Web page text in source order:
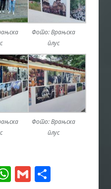
Фото: Врањска
плус
Фото: Врањска
плус
WhatsApp
Gmail